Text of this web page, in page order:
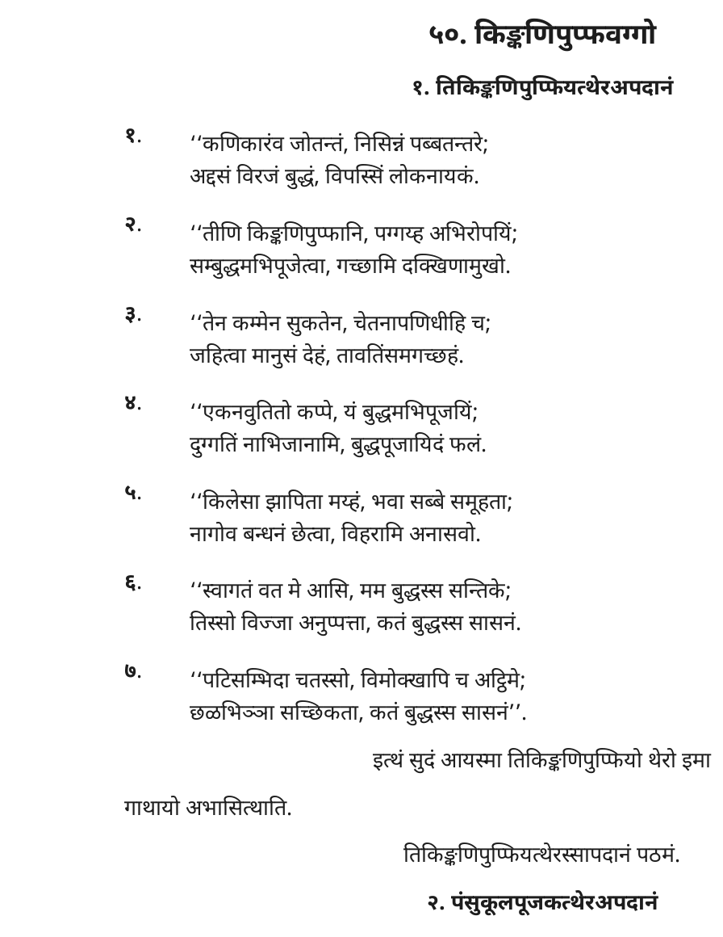
५०. किङ्कणिपुप्फवग्गो
१. तिकिङ्कणिपुप्फियत्थेरअपदानं
१. ‘‘कणिकारंवजोतन्तं, निसिन्नं पब्बतन्तरे;
अद्दसं विरजं बुद्धं, विपस्सिं लोकनायकं.
२.
‘‘तीणि किङ्कणिपुप्फानि, पग्गय्ह अभिरोपयिं;
सम्बुद्धमभिपूजेत्वा, गच्छामि दक्खिणामुखो.
३.
‘‘तेन कम्मेन सुकतेन, चेतनापणिधीहि च;
जहित्वा मानुसं देहं, तावतिंसमगच्छहं.
४.
‘‘एकनवुतितो कप्पे, यं बुद्धमभिपूजयिं;
दुग्गतिं नाभिजानामि, बुद्धपूजायिदं फलं.
५. ‘‘किलेसाझापिता मय्हं, भवा सब्बे समूहता;
नागोव बन्धनं छेत्वा, विहरामि अनासवो.
६.
‘‘स्वागतं वत मे आसि, मम बुद्धस्स सन्तिके;
तिस्सो विज्जा अनुप्पत्ता, कतं बुद्धस्स सासनं.
७.
‘‘पटिसम्भिदा चतस्सो, विमोक्खापि च अट्ठिमे;
छळभिञ्ञा सच्छिकता, कतं बुद्धस्स सासनं’’.
इत्थं सुदं आयस्मा तिकिङ्कणिपुप्फियो थेरो इमा
गाथायो अभासित्थाति.
तिकिङ्कणिपुप्फियत्थेरस्सापदानं पठमं.
२. पंसुकूलपूजकत्थेरअपदानं